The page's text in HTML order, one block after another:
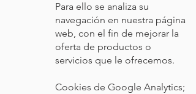
Para ello se analiza su
navegación en nuestra página
web, con el fin de mejorar la
oferta de productos o
servicios que le ofrecemos.
Cookies de Google Analytics;